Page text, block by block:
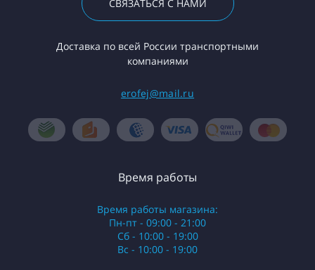
СВЯЗАТЬСЯ С НАМИ
Доставка по всей России транспортными
компаниями
erofej@mail.ru
Время работы
Время работы магазина:
Пн-пт - 09:00 - 21:00
Сб - 10:00 - 19:00
Вс - 10:00 - 19:00